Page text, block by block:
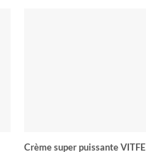
Crème super puissante VITFE